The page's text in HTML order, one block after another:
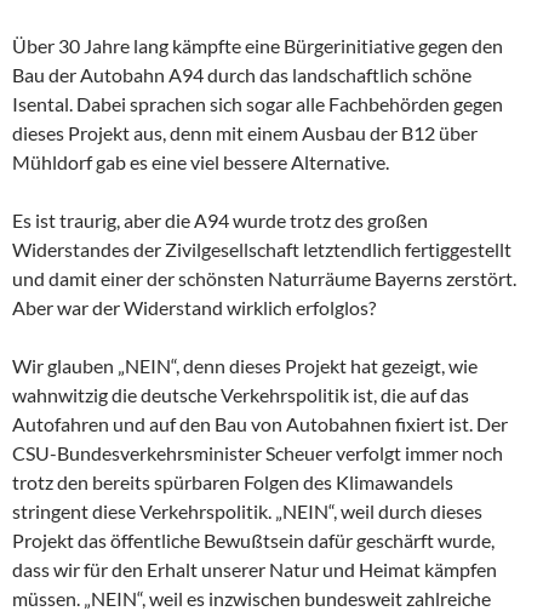
Über 30 Jahre lang kämpfte eine Bürgerinitiative gegen den
Bau der Autobahn A94 durch das landschaftlich schöne
Isental. Dabei sprachen sich sogar alle Fachbehörden gegen
dieses Projekt aus, denn mit einem Ausbau der B12 über
Mühldorf gab es eine viel bessere Alternative.
Es ist traurig, aber die A94 wurde trotz des großen
Widerstandes der Zivilgesellschaft letztendlich fertiggestellt
und damit einer der schönsten Naturräume Bayerns zerstört.
Aber war der Widerstand wirklich erfolglos?
Wir glauben „NEIN“, denn dieses Projekt hat gezeigt, wie
wahnwitzig die deutsche Verkehrspolitik ist, die auf das
Autofahren und auf den Bau von Autobahnen fixiert ist. Der
CSU-Bundesverkehrsminister Scheuer verfolgt immer noch
trotz den bereits spürbaren Folgen des Klimawandels
stringent diese Verkehrspolitik. „NEIN“, weil durch dieses
Projekt das öffentliche Bewußtsein dafür geschärft wurde,
dass wir für den Erhalt unserer Natur und Heimat kämpfen
müssen. „NEIN“, weil es inzwischen bundesweit zahlreiche